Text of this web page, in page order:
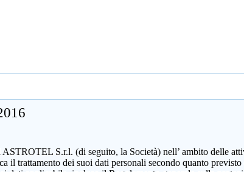
S.r.l. (di seguito, la Società) nell’ ambito delle
il trattamento dei suoi dati personali secondo quanto